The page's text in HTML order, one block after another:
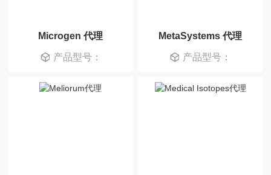
Microgen 代理
产品型号：
MetaSystems 代理
产品型号：